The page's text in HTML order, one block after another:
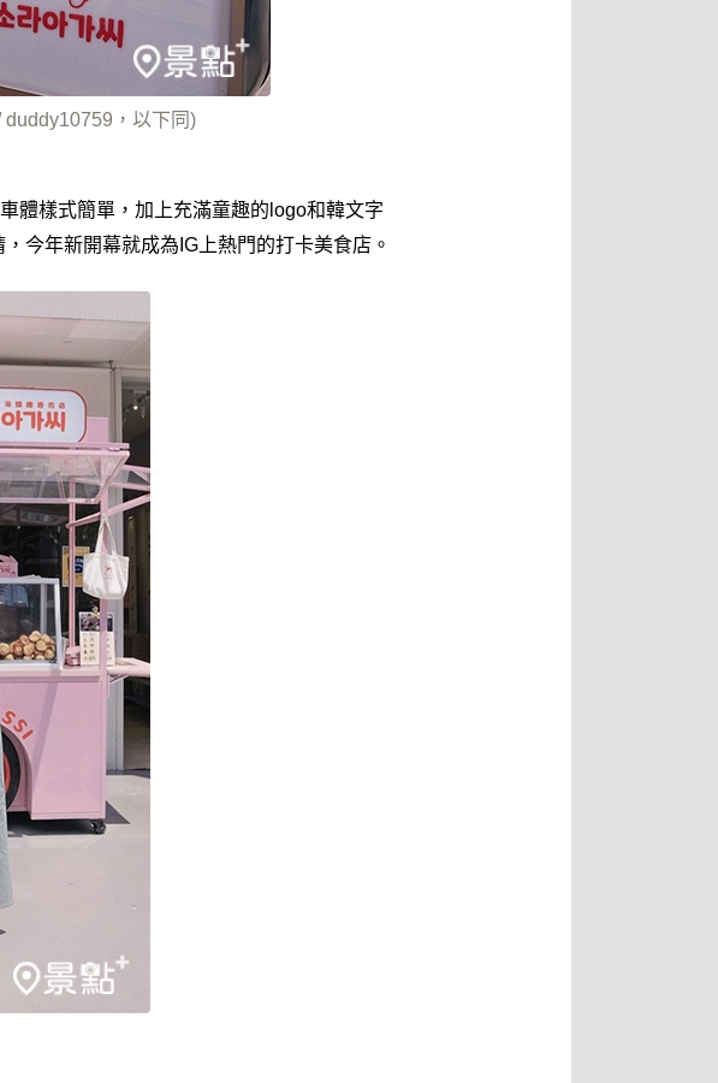
duddy10759，以下同)
體樣式簡單，加上充滿童趣的logo和韓文字
今年新開幕就成為IG上熱門的打卡美食店。